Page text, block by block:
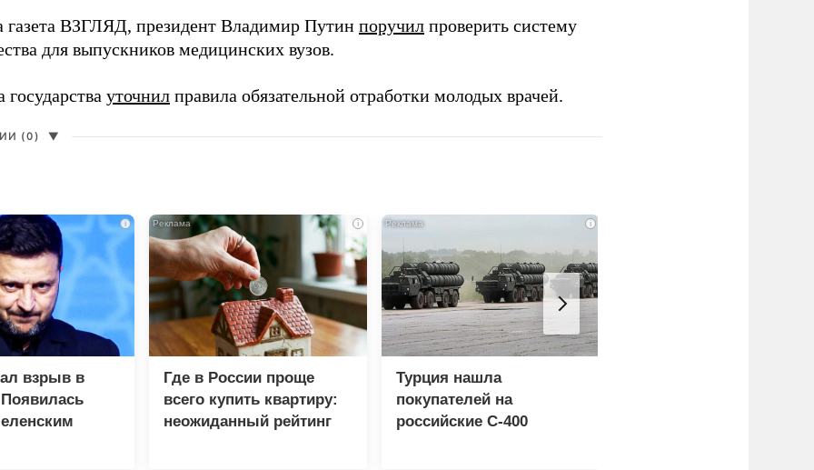
газета ВЗГЛЯД, президент Владимир Путин поручил проверить систему
для выпускников медицинских вузов.
государства уточнил правила обязательной отработки молодых врачей.
(0) ▼
i
взрыв в
i
Где в России проще
всего купить квартиру:
неожиданный рейтинг
i
Турция нашла
покупателей на
российские C-400